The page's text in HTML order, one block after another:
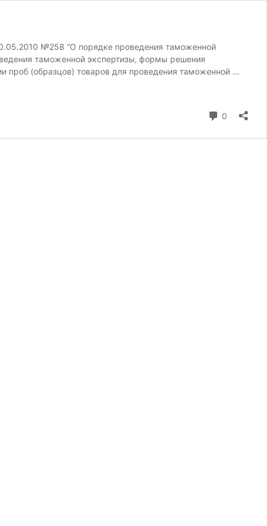
№258 “О порядке проведения таможенной
таможенной экспертизы‚ формы решения
проб (образцов) товаров для проведения таможенной …
0